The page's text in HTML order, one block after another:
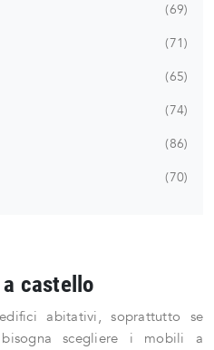
69
71
65
74
86
70
castello
abitativi, soprattutto se
scegliere i mobili a